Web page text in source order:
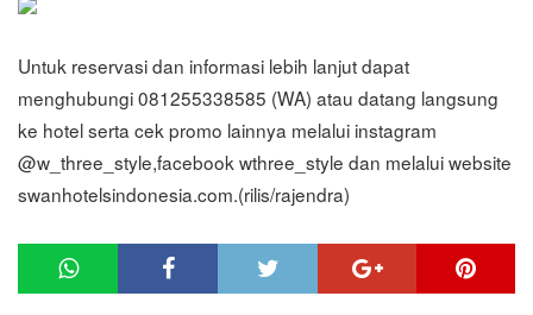
Untuk reservasi dan informasi lebih lanjut dapat
menghubungi 081255338585 (WA) atau datang langsung
ke hotel serta cek promo lainnya melalui instagram
@w_three_style,facebook wthree_style dan melalui website
swanhotelsindonesia.com.(rilis/rajendra)